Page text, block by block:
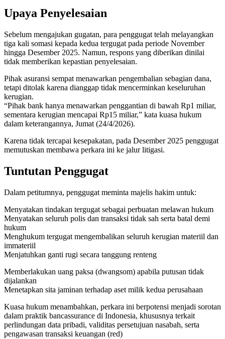
Upaya Penyelesaian
Sebelum mengajukan gugatan, para penggugat telah melayangkan
tiga kali somasi kepada kedua tergugat pada periode November
hingga Desember 2025. Namun, respons yang diberikan dinilai
tidak memberikan kepastian penyelesaian.
Pihak asuransi sempat menawarkan pengembalian sebagian dana,
tetapi ditolak karena dianggap tidak mencerminkan keseluruhan
kerugian.
“Pihak bank hanya menawarkan penggantian di bawah Rp1 miliar,
sementara kerugian mencapai Rp15 miliar,” kata kuasa hukum
dalam keterangannya, Jumat (24/4/2026).
Karena tidak tercapai kesepakatan, pada Desember 2025 penggugat
memutuskan membawa perkara ini ke jalur litigasi.
Tuntutan Penggugat
Dalam petitumnya, penggugat meminta majelis hakim untuk:
Menyatakan tindakan tergugat sebagai perbuatan melawan hukum
Menyatakan seluruh polis dan transaksi tidak sah serta batal demi
hukum
Menghukum tergugat mengembalikan seluruh kerugian materiil dan
immateriil
Menjatuhkan ganti rugi secara tanggung renteng
Memberlakukan uang paksa (dwangsom) apabila putusan tidak
dijalankan
Menetapkan sita jaminan terhadap aset milik kedua perusahaan
Kuasa hukum menambahkan, perkara ini berpotensi menjadi sorotan
dalam praktik bancassurance di Indonesia, khususnya terkait
perlindungan data pribadi, validitas persetujuan nasabah, serta
pengawasan transaksi keuangan (red)